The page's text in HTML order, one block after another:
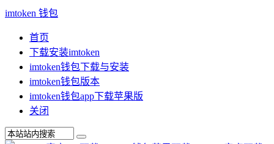
imtoken 钱包
首页
下载安装imtoken
imtoken钱包下载与安装
imtoken钱包版本
imtoken钱包app下载苹果版
关闭